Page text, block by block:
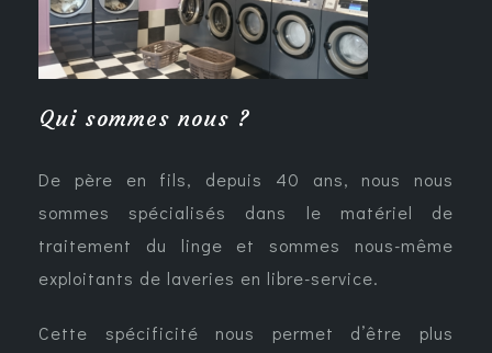
Qui sommes nous ?
De père en fils, depuis 40 ans, nous nous
sommes spécialisés dans le matériel de
traitement du linge et sommes nous-même
exploitants de laveries en libre-service.
Cette spécificité nous permet d’être plus